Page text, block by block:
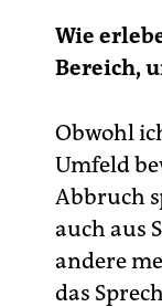
Wie
Bereich,
Obwohl
Umfeld
Abbruch
auch aus
andere
das